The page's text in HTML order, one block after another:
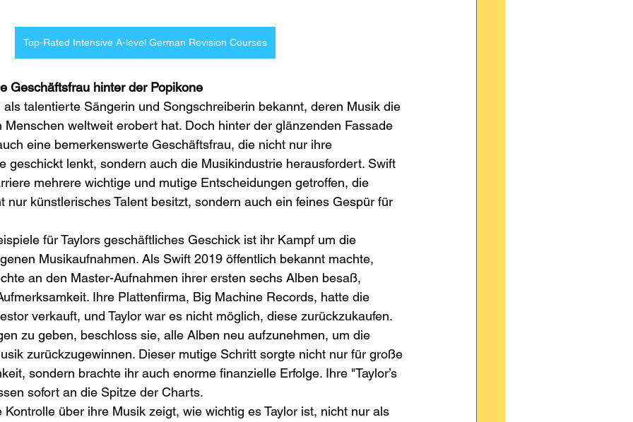
Top-Rated Intensive A-level German Revision Courses
Geschäftsfrau hinter der Popikone
als talentierte Sängerin und Songschreiberin bekannt, deren Musik die
Menschen weltweit erobert hat. Doch hinter der glänzenden Fassade
eine bemerkenswerte Geschäftsfrau, die nicht nur ihre
geschickt lenkt, sondern auch die Musikindustrie herausfordert. Swift
mehrere wichtige und mutige Entscheidungen getroffen, die
nur künstlerisches Talent besitzt, sondern auch ein feines Gespür für
für Taylors geschäftliches Geschick ist ihr Kampf um die
Musikaufnahmen. Als Swift 2019 öffentlich bekannt machte,
an den Master-Aufnahmen ihrer ersten sechs Alben besaß,
Ihre Plattenfirma, Big Machine Records, hatte die
verkauft, und Taylor war es nicht möglich, diese zurückzukaufen.
zu geben, beschloss sie, alle Alben neu aufzunehmen, um die
zurückzugewinnen. Dieser mutige Schritt sorgte nicht nur für große
sondern brachte ihr auch enorme finanzielle Erfolge. Ihre "Taylor’s
sofort an die Spitze der Charts.
über ihre Musik zeigt, wie wichtig es Taylor ist, nicht nur als